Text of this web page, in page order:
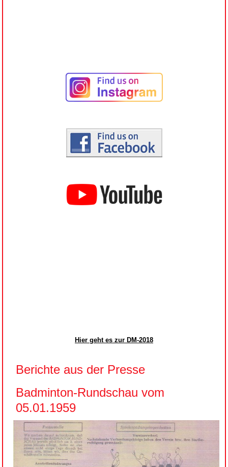
Hier geht es zur DM-2018
Berichte aus der Presse
Badminton-Rundschau vom
05.01.1959